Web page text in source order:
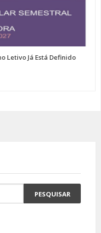
Letivo Já Está Definido